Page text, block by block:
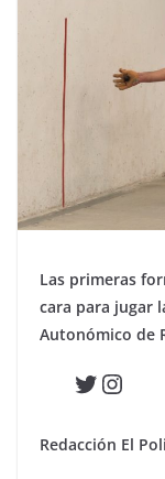
Las primeras
cara para jugar
Autonómico de
Twitter
Redacción El